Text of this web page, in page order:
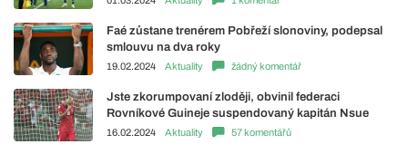
Faé zůstane trenérem Pobřeží slonoviny, podepsal
smlouvu na dva roky
19.02.2024 Aktuality žádný komentář
Jste zkorumpovaní zloději, obvinil federaci
Rovníkové Guineje suspendovaný kapitán Nsue
16.02.2024 Aktuality 57 komentářů